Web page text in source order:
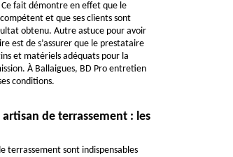
fait démontre en effet que le
et que ses clients sont
obtenu. Autre astuce pour avoir
est de s’assurer que le prestataire
et matériels adéquats pour la
À Ballaigues, BD Pro entretien
conditions.
artisan de terrassement : les
terrassement sont indispensables